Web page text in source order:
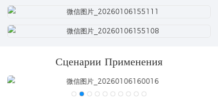
Сценарии Применения